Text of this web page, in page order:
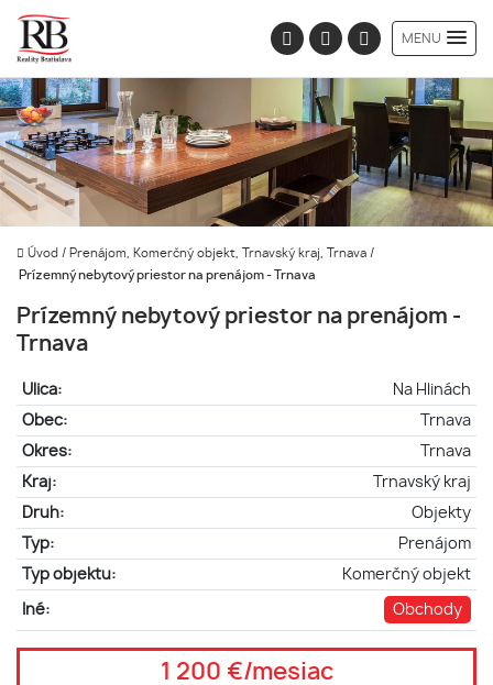
MENU
Úvod / Prenájom, Komerčný objekt, Trnavský kraj, Trnava /
Prízemný nebytový priestor na prenájom - Trnava
Prízemný nebytový priestor na prenájom -
Trnava
Ulica:
Na Hlinách
Obec:
Trnava
Okres:
Trnava
Kraj:
Trnavský kraj
Druh:
Objekty
Typ:
Prenájom
Typ objektu:
Komerčný objekt
Iné: Obchody
1 200 €/mesiac